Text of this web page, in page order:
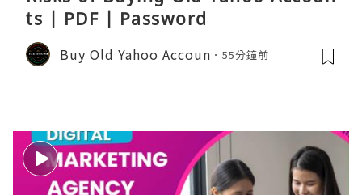
ts | PDF | Password
Buy Old Yahoo Accoun 55分鐘前